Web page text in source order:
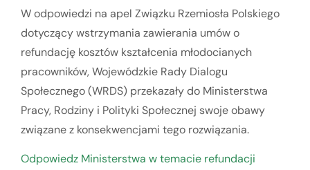
W odpowiedzi na apel Związku Rzemiosła Polskiego
dotyczący wstrzymania zawierania umów o
refundację kosztów kształcenia młodocianych
pracowników, Wojewódzkie Rady Dialogu
Społecznego (WRDS) przekazały do Ministerstwa
Pracy, Rodziny i Polityki Społecznej swoje obawy
związane z konsekwencjami tego rozwiązania.
Odpowiedz Ministerstwa w temacie refundacji